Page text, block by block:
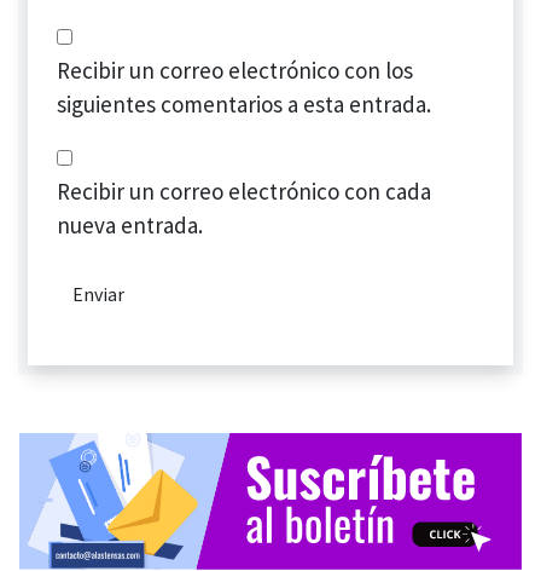
Recibir un correo electrónico con los
siguientes comentarios a esta entrada.
Recibir un correo electrónico con cada
nueva entrada.